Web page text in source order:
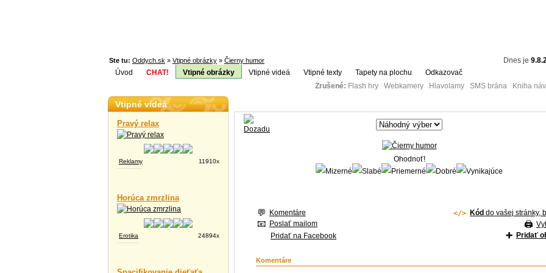
Ste tu: Oddych.sk » Vtipné obrázky » Čierny humor Dnes je
Úvod
CHAT! Vtipné obrázky Vtipné videá Vtipné texty Tapety na plochu
Odkazovač
Zrušené: Flash hry Webkamery Hlavolamy SMS brána Kniha
Vtipné videá
Pravý relax
Reklamy 11910x
Horúca zmrzlina
Erotika 24894x
Ohodnoť!
Komentáre
Poslať mailom
Pridať na Facebook
Kód do vašej stránky,
Pridať
Komentáre